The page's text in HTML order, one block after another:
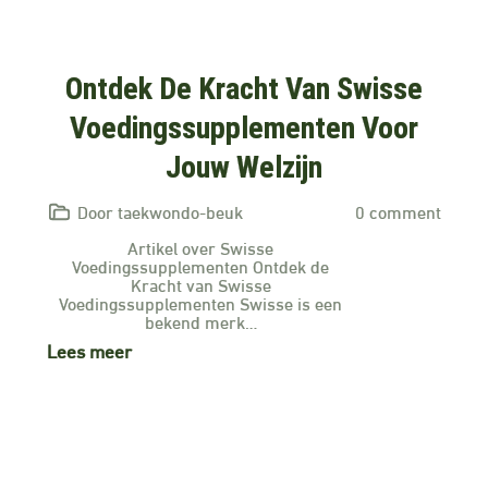
Ontdek De Kracht Van Swisse
Voedingssupplementen Voor
Jouw Welzijn
Door taekwondo-beuk
0 comment
Artikel over Swisse
Voedingssupplementen Ontdek de
Kracht van Swisse
Voedingssupplementen Swisse is een
bekend merk…
Lees meer